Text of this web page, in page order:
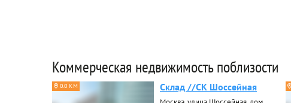
Коммерческая недвижимость поблизости
0.0 КМ Склад //СК Шоссейная